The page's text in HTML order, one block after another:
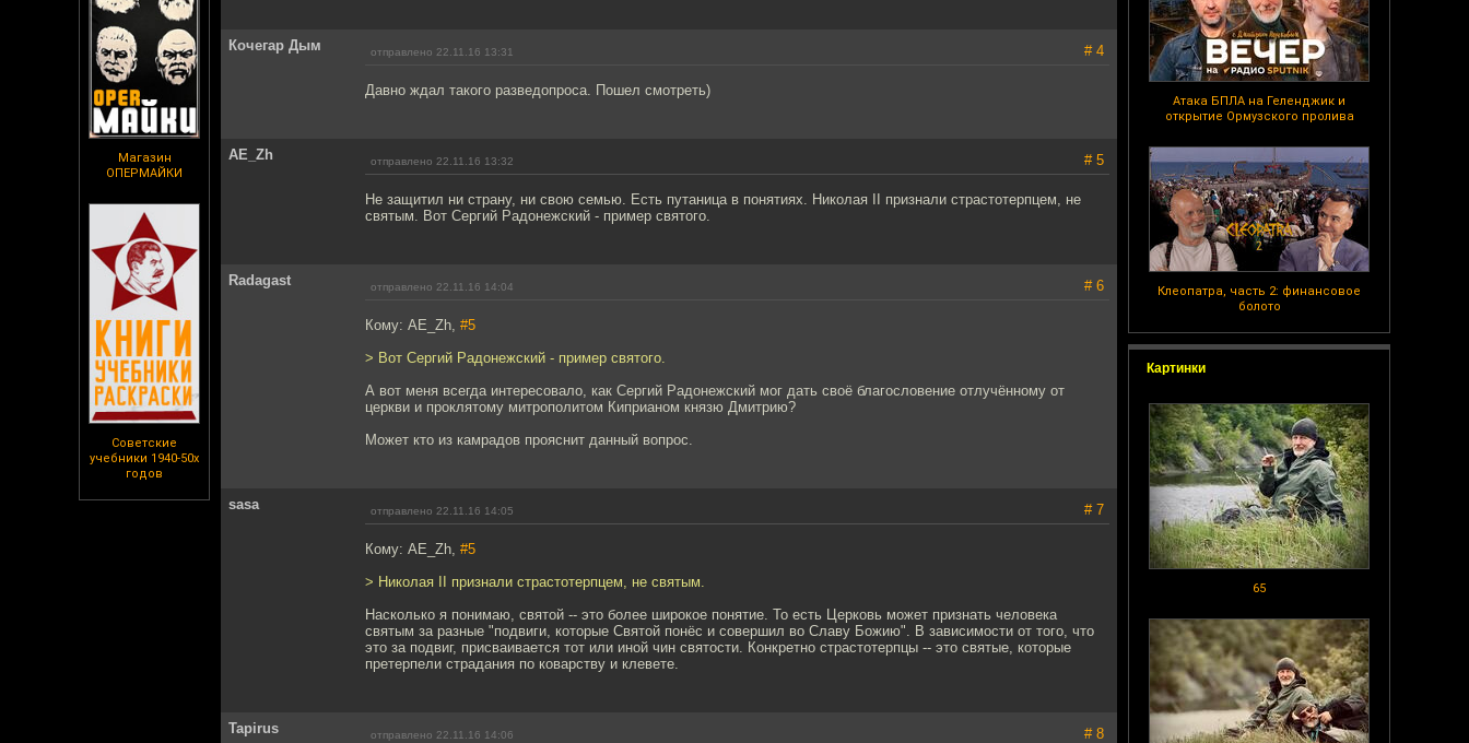
Магазин
ОПЕРМАЙКИ
Советские
учебники 1940-50х
годов
Атака БПЛА на Геленджик и
открытие Ормузского пролива
Клеопатра, часть 2: финансовое
болото
Картинки
65
Кочегар Дым отправлено 22.11.16 13:31 # 4
Давно ждал такого разведопроса. Пошел смотреть)
AE_Zh отправлено 22.11.16 13:32 # 5
Не защитил ни страну, ни свою семью. Есть путаница в понятиях. Николая II признали страстотерпцем, не
святым. Вот Сергий Радонежский - пример святого.
Radagast отправлено 22.11.16 14:04 # 6
Кому: AE_Zh, #5
> Вот Сергий Радонежский - пример святого.
А вот меня всегда интересовало, как Сергий Радонежский мог дать своё благословение отлучённому от
церкви и проклятому митрополитом Киприаном князю Дмитрию?
Может кто из камрадов прояснит данный вопрос.
sasa отправлено 22.11.16 14:05 # 7
Кому: AE_Zh, #5
> Николая II признали страстотерпцем, не святым.
Насколько я понимаю, святой -- это более широкое понятие. То есть Церковь может признать человека
святым за разные "подвиги, которые Святой понёс и совершил во Славу Божию". В зависимости от того, что
это за подвиг, присваивается тот или иной чин святости. Конкретно страстотерпцы -- это святые, которые
претерпели страдания по коварству и клевете.
Tapirus отправлено 22.11.16 14:06 # 8